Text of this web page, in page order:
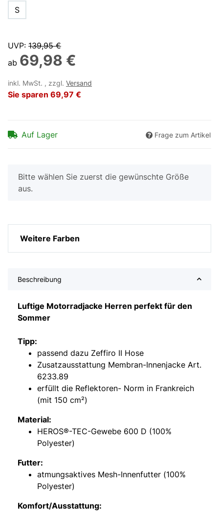
S
UVP: 139,95 €
ab 69,98 €
inkl. MwSt. , zzgl. Versand
Sie sparen 69,97 €
Auf Lager Frage zum Artikel
x
Bitte wählen Sie zuerst die gewünschte Größe
aus.
Weitere Farben
Beschreibung
Luftige Motorradjacke Herren perfekt für den
Sommer
Tipp:
passend dazu Zeffiro II Hose
Zusatzausstattung Membran-Innenjacke Art.
6233.89
erfüllt die Reflektoren- Norm in Frankreich
(mit 150 cm²)
Material:
HEROS®-TEC-Gewebe 600 D (100%
Polyester)
Futter:
atmungsaktives Mesh-Innenfutter (100%
Polyester)
Komfort/Ausstattung: